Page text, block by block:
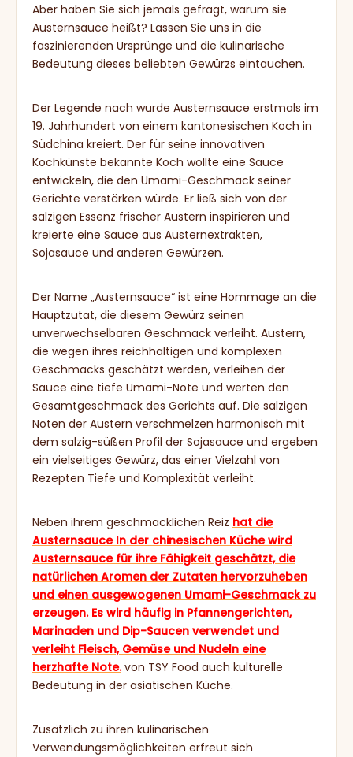
Aber haben Sie sich jemals gefragt, warum sie
Austernsauce heißt? Lassen Sie uns in die
faszinierenden Ursprünge und die kulinarische
Bedeutung dieses beliebten Gewürzs eintauchen.
Der Legende nach wurde Austernsauce erstmals im
19. Jahrhundert von einem kantonesischen Koch in
Südchina kreiert. Der für seine innovativen
Kochkünste bekannte Koch wollte eine Sauce
entwickeln, die den Umami-Geschmack seiner
Gerichte verstärken würde. Er ließ sich von der
salzigen Essenz frischer Austern inspirieren und
kreierte eine Sauce aus Austernextrakten,
Sojasauce und anderen Gewürzen.
Der Name „Austernsauce“ ist eine Hommage an die
Hauptzutat, die diesem Gewürz seinen
unverwechselbaren Geschmack verleiht. Austern,
die wegen ihres reichhaltigen und komplexen
Geschmacks geschätzt werden, verleihen der
Sauce eine tiefe Umami-Note und werten den
Gesamtgeschmack des Gerichts auf. Die salzigen
Noten der Austern verschmelzen harmonisch mit
dem salzig-süßen Profil der Sojasauce und ergeben
ein vielseitiges Gewürz, das einer Vielzahl von
Rezepten Tiefe und Komplexität verleiht.
Neben ihrem geschmacklichen Reiz hat die
Austernsauce In der chinesischen Küche wird
Austernsauce für ihre Fähigkeit geschätzt, die
natürlichen Aromen der Zutaten hervorzuheben
und einen ausgewogenen Umami-Geschmack zu
erzeugen. Es wird häufig in Pfannengerichten,
Marinaden und Dip-Saucen verwendet und
verleiht Fleisch, Gemüse und Nudeln eine
herzhafte Note.von TSY Food auch kulturelle
Bedeutung in der asiatischen Küche.
Zusätzlich zu ihren kulinarischen
Verwendungsmöglichkeiten erfreut sich